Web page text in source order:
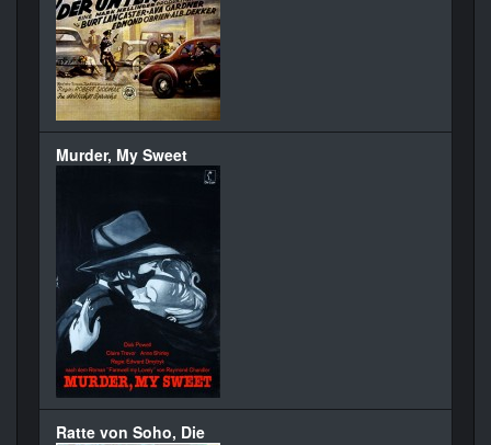
Murder, My Sweet
Ratte von Soho, Die